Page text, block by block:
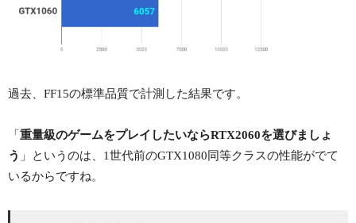
過去、FF15の標準品質で計測した結果です。
「 重量級のゲームをプレイしたいならRTX2060を選びましょ
う 」というのは、1世代前のGTX1080同等クラスの性能がでて
いるからですね。